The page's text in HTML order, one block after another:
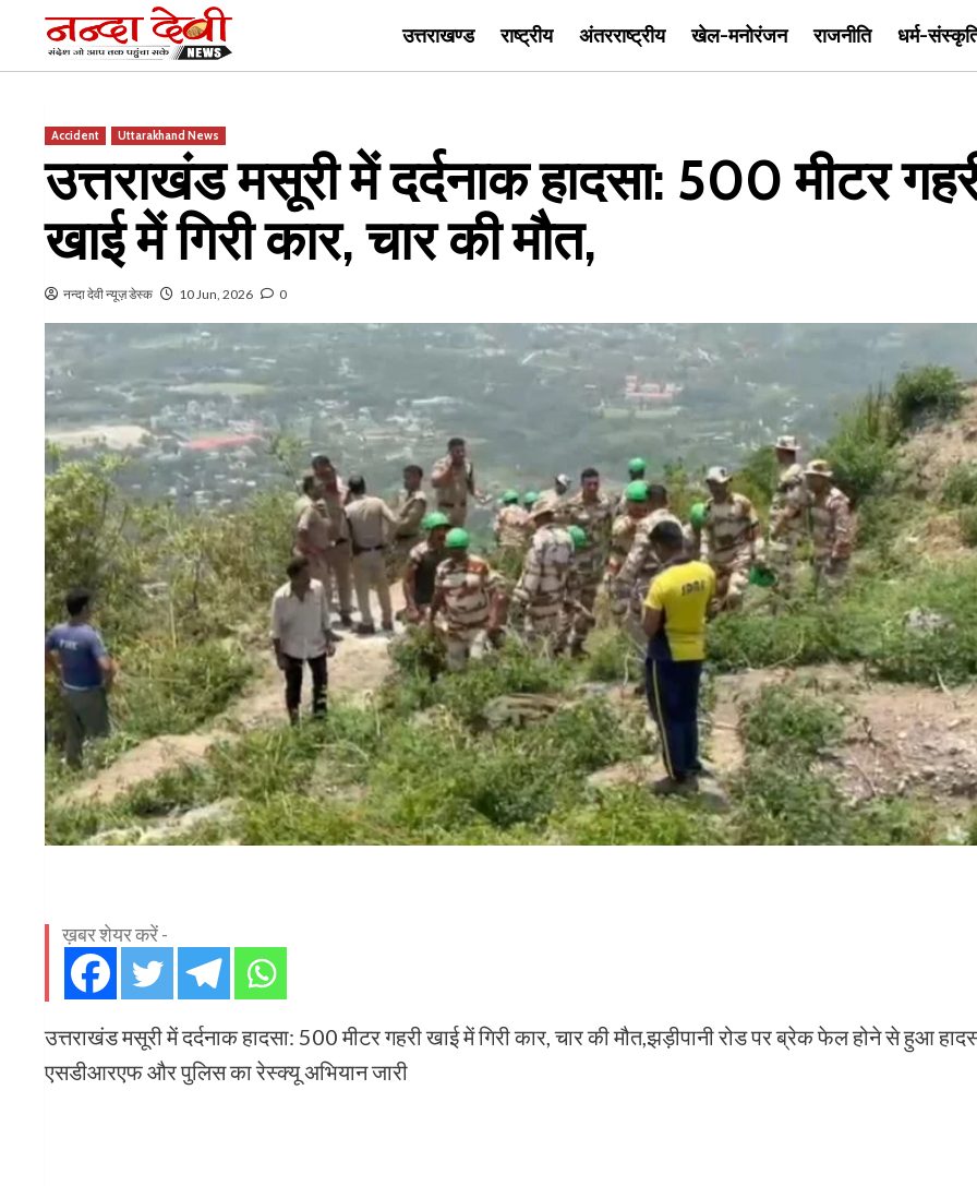
content
उत्तराखण्ड राष्ट्रीय अंतरराष्ट्रीय खेल-मनोरंजन राजनीति धर्म-
Accident Uttarakhand News
उत्तराखंड मसूरी में दर्दनाक हादसा: 500 मीटर
खाई में गिरी कार, चार की मौत,
नन्दा देवी न्यूज़ डेस्क 10 Jun, 2026 0
ख़बर शेयर करें -
उत्तराखंड मसूरी में दर्दनाक हादसा: 500 मीटर गहरी खाई में गिरी कार, चार की मौत,झड़ीपानी रोड पर ब्रेक फेल होने से हुआ
एसडीआरएफ और पुलिस का रेस्क्यू अभियान जारी